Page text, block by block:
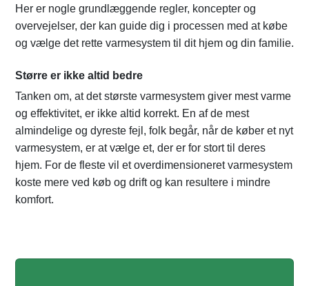
Her er nogle grundlæggende regler, koncepter og
overvejelser, der kan guide dig i processen med at købe
og vælge det rette varmesystem til dit hjem og din familie.
Større er ikke altid bedre
Tanken om, at det største varmesystem giver mest varme
og effektivitet, er ikke altid korrekt. En af de mest
almindelige og dyreste fejl, folk begår, når de køber et nyt
varmesystem, er at vælge et, der er for stort til deres
hjem. For de fleste vil et overdimensioneret varmesystem
koste mere ved køb og drift og kan resultere i mindre
komfort.